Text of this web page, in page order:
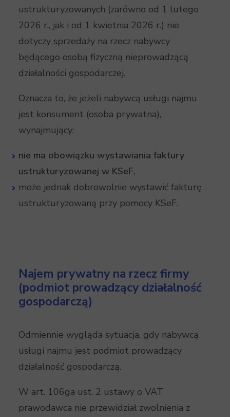
ustrukturyzowanych (zarówno od 1 lutego
2026 r., jak i od 1 kwietnia 2026 r.) nie
dotyczy sprzedaży na rzecz nabywcy
będącego osobą fizyczną nieprowadzącą
działalności gospodarczej.
Oznacza to, że jeżeli nabywcą usługi najmu
jest konsument (osoba prywatna),
wynajmujący:
nie ma obowiązku wystawiania faktury
ustrukturyzowanej w KSeF,
może jednak dobrowolnie wystawić fakturę
ustrukturyzowaną przy pomocy KSeF.
Najem prywatny na rzecz firmy
(podmiot prowadzący działalność
gospodarczą)
Odmiennie wygląda sytuacja, gdy nabywcą
usługi najmu jest podmiot prowadzący
działalność gospodarczą.
W art. 106ga ust. 2 ustawy o VAT
prawodawca nie przewidział zwolnienia z